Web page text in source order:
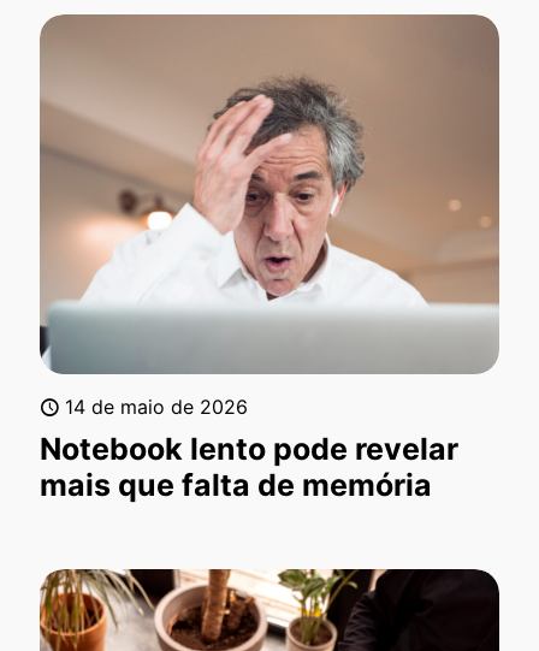
14 de maio de 2026
Notebook lento pode revelar
mais que falta de memória